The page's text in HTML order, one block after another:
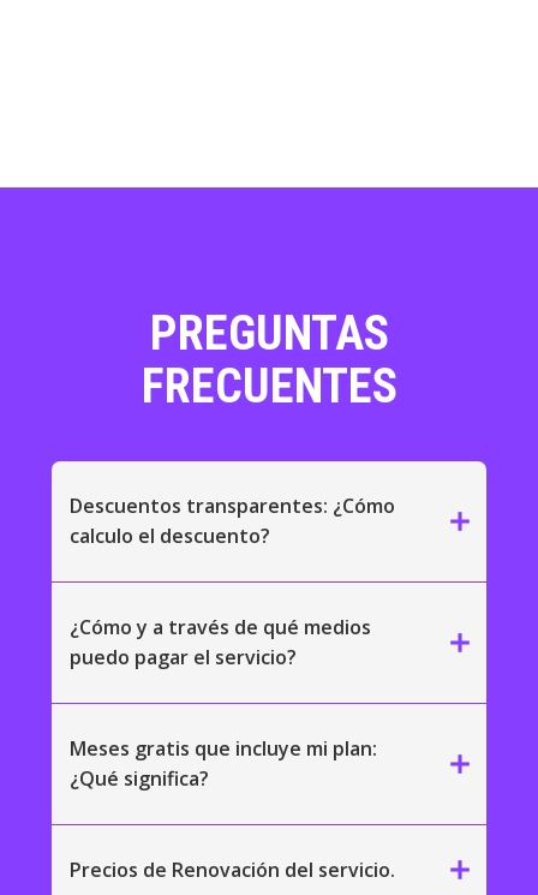
PREGUNTAS
FRECUENTES
Descuentos transparentes: ¿Cómo
calculo el descuento?
add
¿Cómo y a través de qué medios
puedo pagar el servicio?
add
Meses gratis que incluye mi plan:
¿Qué significa?
add
Precios de Renovación del servicio. add